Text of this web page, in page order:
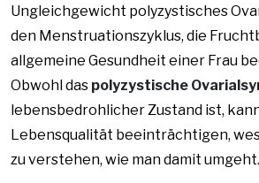
Ungleichgewicht polyzystisches
den Menstruationszyklus, die
allgemeine Gesundheit einer Frau
Obwohl das polyzystische
lebensbedrohlicher Zustand ist,
Lebensqualität beeinträchtigen,
zu verstehen, wie man damit umgeht.